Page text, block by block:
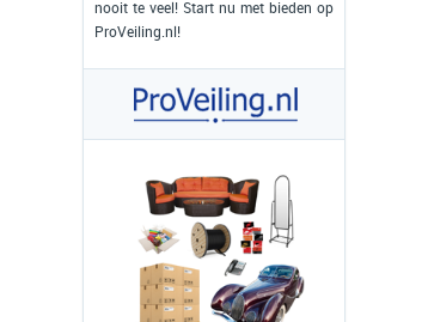
nooit te veel! Start nu met bieden op
ProVeiling.nl!